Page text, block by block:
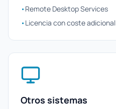
•Remote Desktop Services
•Licencia con coste adicional
Otros sistemas